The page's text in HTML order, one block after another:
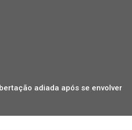
adiada após se envolver